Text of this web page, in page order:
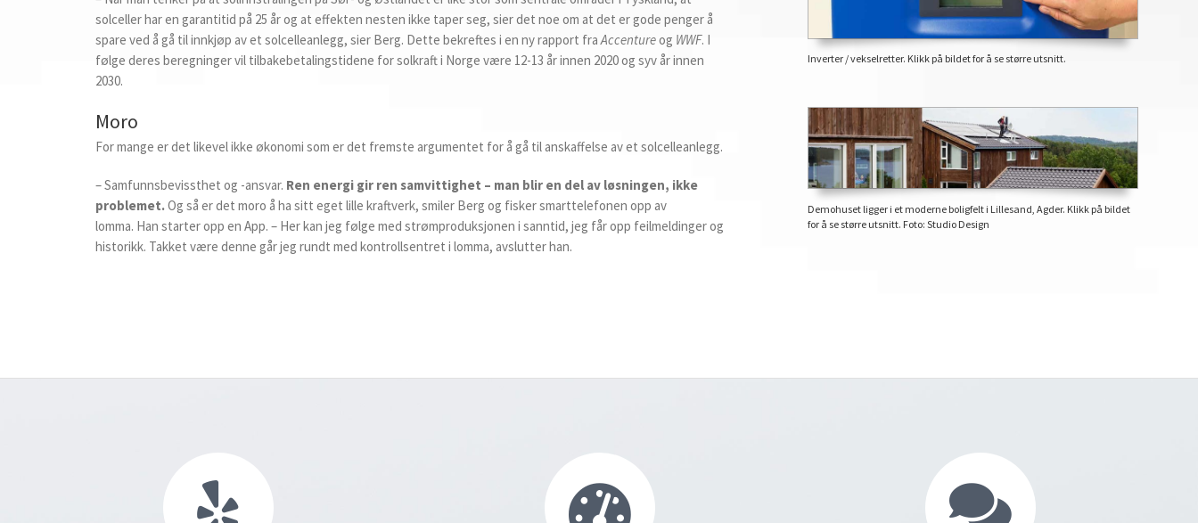
solceller har en garantitid på 25 år og at effekten nesten ikke taper seg, sier det noe om at det er gode penger å
spare ved å gå til innkjøp av et solcelleanlegg, sier Berg. Dette bekreftes i en ny rapport fraAccentureog WWF. I
følge deres beregninger vil tilbakebetalingstidene for solkraft i Norge være 12-13 år innen 2020 og syv år innen
2030.
Moro
For mange er det likevel ikke økonomi som er det fremste argumentet for å gå til anskaffelse av et solcelleanlegg.
– Samfunnsbevissthet og -ansvar. Ren energi gir ren samvittighet – man blir en del av løsningen, ikke
problemet.Og så er det moro å ha sitt eget lille kraftverk, smiler Berg og fisker smarttelefonen opp av
lomma. Han starter opp en App. – Her kan jeg følge med strømproduksjonen i sanntid, jeg får opp feilmeldinger og
historikk. Takket være denne går jeg rundt med kontrollsentret i lomma, avslutter han.
Inverter / vekselretter. Klikk på bildet for å se større utsnitt.
Demohuset ligger i et moderne boligfelt i Lillesand, Agder. Klikk på bildet
for å se større utsnitt. Foto: Studio Design